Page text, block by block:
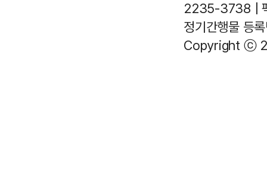
2235-3738 |
정기간행물 등
Copyright ⓒ